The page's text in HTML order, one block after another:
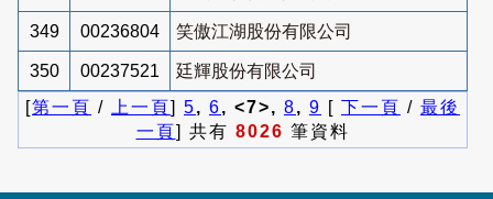
349 00236804 笑傲江湖股份有限公司
350 00237521
廷輝股份有限公司
[第一頁 / 上一頁] 5, 6, <7>, 8, 9 [ 下一頁 / 最後
一頁] 共有 8026 筆資料